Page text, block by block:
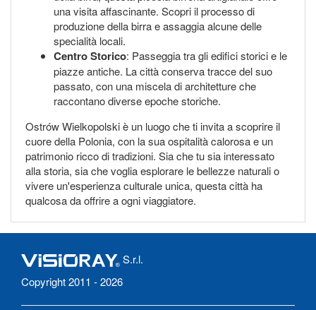
una visita affascinante. Scopri il processo di
produzione della birra e assaggia alcune delle
specialità locali.
Centro Storico: Passeggia tra gli edifici storici e le
piazze antiche. La città conserva tracce del suo
passato, con una miscela di architetture che
raccontano diverse epoche storiche.
Ostrów Wielkopolski è un luogo che ti invita a scoprire il
cuore della Polonia, con la sua ospitalità calorosa e un
patrimonio ricco di tradizioni. Sia che tu sia interessato
alla storia, sia che voglia esplorare le bellezze naturali o
vivere un'esperienza culturale unica, questa città ha
qualcosa da offrire a ogni viaggiatore.
S.r.l.
Copyright 2011 - 2026